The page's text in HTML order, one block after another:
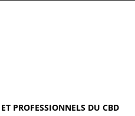
PROFESSIONNELS DU CBD